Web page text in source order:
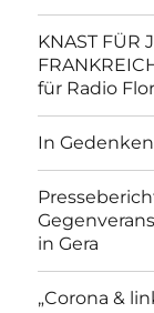
KNAST FÜR
für Radio
In
in Gera
„Corona &